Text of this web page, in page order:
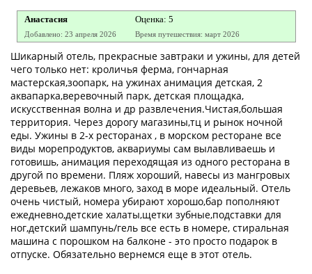
Анастасия Оценка: 5
Добавлено: 23 апреля 2026 Время путешествия: март 2026
Шикарный отель, прекрасные завтраки и ужины, для детей
чего только нет: кроличья ферма, гончарная
мастерская,зоопарк, на ужинах анимация детская, 2
аквапарка,веревочный парк, детская площадка,
искусственная волна и др развлечения.Чистая,большая
территория. Через дорогу магазины,тц и рынок ночной
еды. Ужины в 2-х ресторанах , в морском ресторане все
виды морепродуктов, аквариумы сам вылавливаешь и
готовишь, анимация переходящая из одного ресторана в
другой по времени. Пляж хороший, навесы из мангровых
деревьев, лежаков много, заход в море идеальный. Отель
очень чистый, номера убирают хорошо,бар пополняют
ежедневно,детские халаты,щетки зубные,подставки для
ног,детский шампунь/гель все есть в номере, стиральная
машина с порошком на балконе - это просто подарок в
отпуске. Обязательно вернемся еще в этот отель.